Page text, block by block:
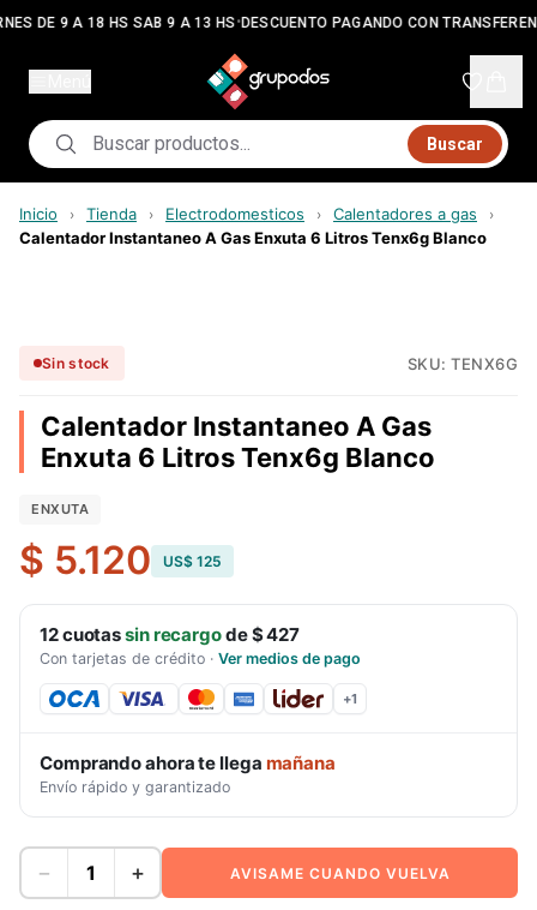
DE 9 A 18 HS SAB 9 A 13 HS•DESCUENTO PAGANDO CON
Buscar
Inicio › Tienda › Electrodomesticos › Calentadores a gas ›
Calentador Instantaneo A Gas Enxuta 6 Litros Tenx6g Blanco
Sin stock SKU: TENX6G
Calentador Instantaneo A Gas
Enxuta 6 Litros Tenx6g Blanco
ENXUTA
$ 5.120 US$ 125
12cuotassin recargode$ 427
Con tarjetas de crédito · Ver medios de pago
+1
Comprando ahora te llega mañana
Envío rápido y garantizado
− + AVISAME CUANDO VUELVA